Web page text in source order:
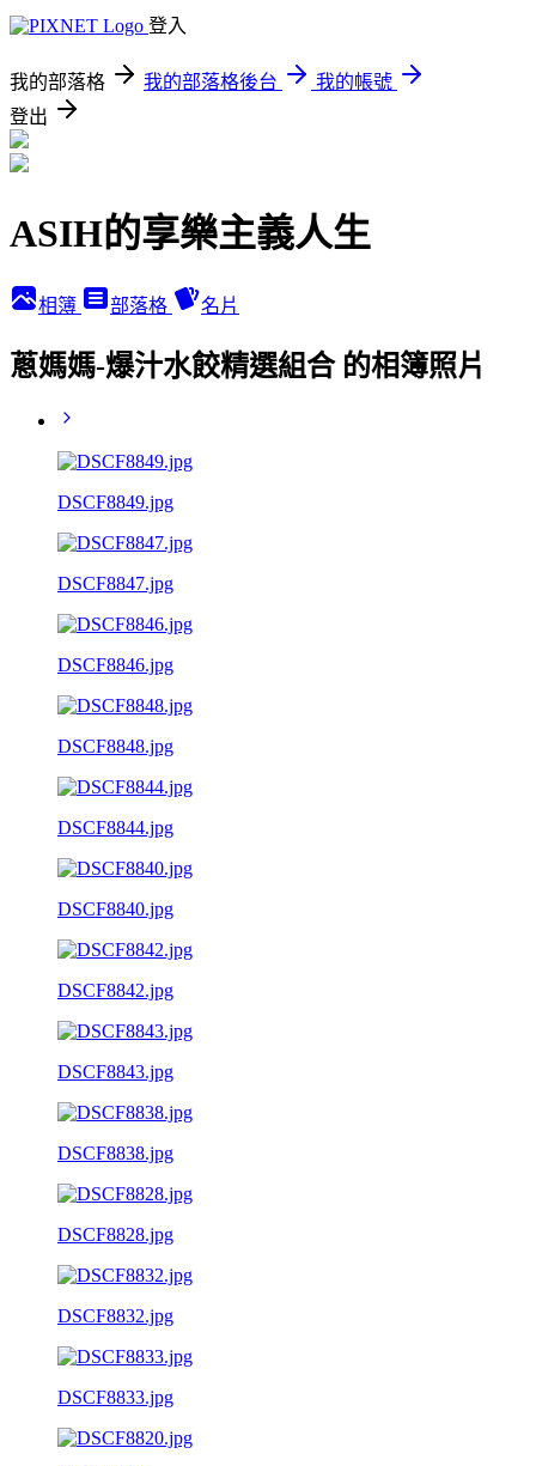
登入
我的部落格 我的部落格後台
我的帳號
登出
ASIH的享樂主義人生
相簿 部落格 名片
蔥媽媽-爆汁水餃精選組合 的相簿照片
DSCF8849.jpg
DSCF8847.jpg
DSCF8846.jpg
DSCF8848.jpg
DSCF8844.jpg
DSCF8840.jpg
DSCF8842.jpg
DSCF8843.jpg
DSCF8838.jpg
DSCF8828.jpg
DSCF8832.jpg
DSCF8833.jpg